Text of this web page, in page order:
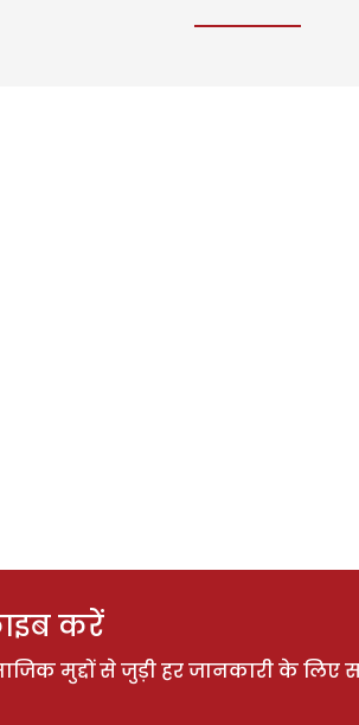
करें
मुद्दों से जुड़ी हर जानकारी के लिए